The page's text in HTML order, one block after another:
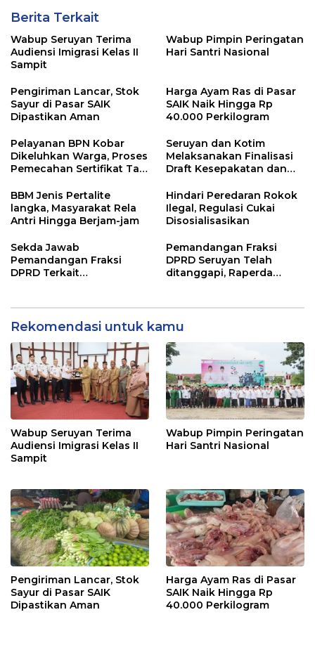
Berita Terkait
Wabup Seruyan Terima
Audiensi Imigrasi Kelas II
Sampit
Wabup Pimpin Peringatan
Hari Santri Nasional
Pengiriman Lancar, Stok
Sayur di Pasar SAIK
Dipastikan Aman
Harga Ayam Ras di Pasar
SAIK Naik Hingga Rp
40.000 Perkilogram
Pelayanan BPN Kobar
Dikeluhkan Warga, Proses
Pemecahan Sertifikat Tak
Seruyan dan Kotim
Melaksanakan Finalisasi
Draft Kesepakatan dan
BBM Jenis Pertalite
langka, Masyarakat Rela
Antri Hingga Berjam-jam
Hindari Peredaran Rokok
Ilegal, Regulasi Cukai
Disosialisasikan
Sekda Jawab
Pemandangan Fraksi
DPRD Terkait
2024
Pemandangan Fraksi
DPRD Seruyan Telah
ditanggapi, Raperda
Rekomendasi untuk kamu
Wabup Seruyan Terima
Audiensi Imigrasi Kelas II
Sampit
Wabup Pimpin Peringatan
Hari Santri Nasional
Pengiriman Lancar, Stok
Sayur di Pasar SAIK
Dipastikan Aman
Harga Ayam Ras di Pasar
SAIK Naik Hingga Rp
40.000 Perkilogram